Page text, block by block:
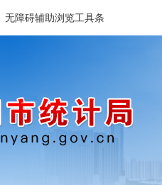
无障碍辅助浏览工具条